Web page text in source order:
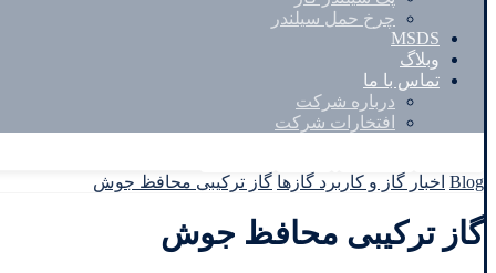
چرخ حمل سیلندر
MSDS
وبلاگ
تماس با ما
درباره شرکت
افتخارات شرکت
Blog اخبار گاز و کاربرد گازها گاز ترکیبی محافظ جوش
گاز ترکیبی محافظ جوش